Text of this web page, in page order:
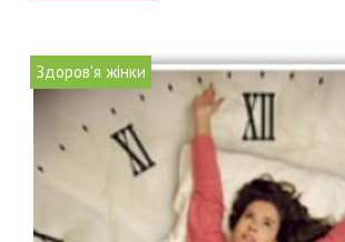
Здоров'я жінки